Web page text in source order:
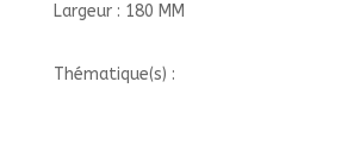
Largeur : 180 MM
Thématique(s) :